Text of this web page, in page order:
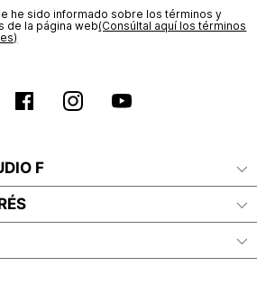
he sido informado sobre los términos y
de la página web‎(Consúltal aquí los términos
F